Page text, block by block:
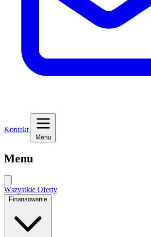
Kontakt
Menu
Menu
Wszystkie Oferty
Finansowanie